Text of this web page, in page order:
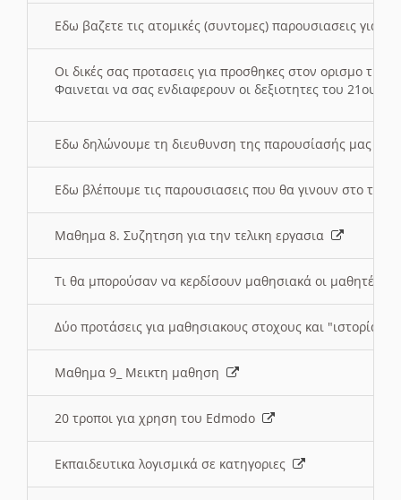
Εδω βαζετε τις ατομικές (συντομες) παρουσιασεις για
Οι δικές σας προτασεις για προσθηκες στον ορισμο
Φαινεται να σας ενδιαφερουν οι δεξιοτητες του 21ου
Εδω δηλώνουμε τη διευθυνση της παρουσίασής μας
Εδω βλέπουμε τις παρουσιασεις που θα γινουν στο
Μαθημα 8. Συζητηση για την τελικη εργασια
Τι θα μπορούσαν να κερδίσουν μαθησιακά οι μαθητές/
Δύο προτάσεις για μαθησιακους στοχους και "ιστορία"
Μαθημα 9_ Μεικτη μαθηση
20 τροποι για χρηση του Edmodo
Εκπαιδευτικα λογισμικά σε κατηγοριες